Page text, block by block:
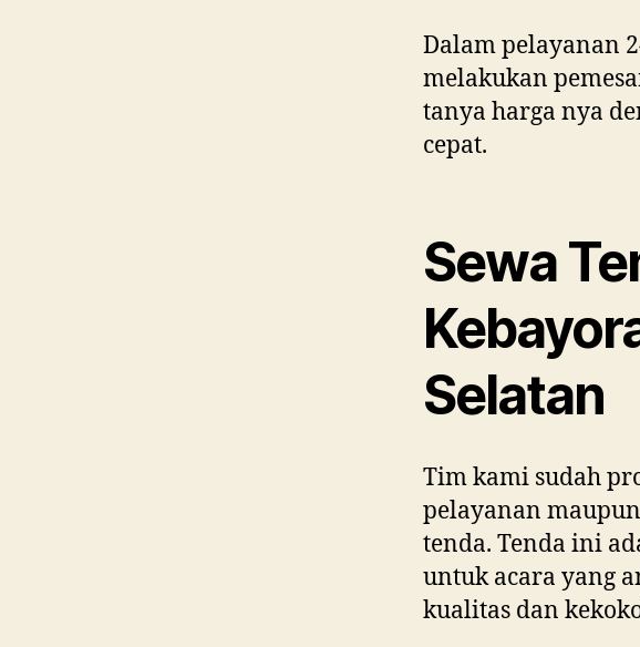
Dalam pelayanan
melakukan
tanya harga nya
cepat.
Sewa
Selatan
Tim kami sudah
pelayanan
tenda. Tenda ini
untuk acara yang
kualitas dan